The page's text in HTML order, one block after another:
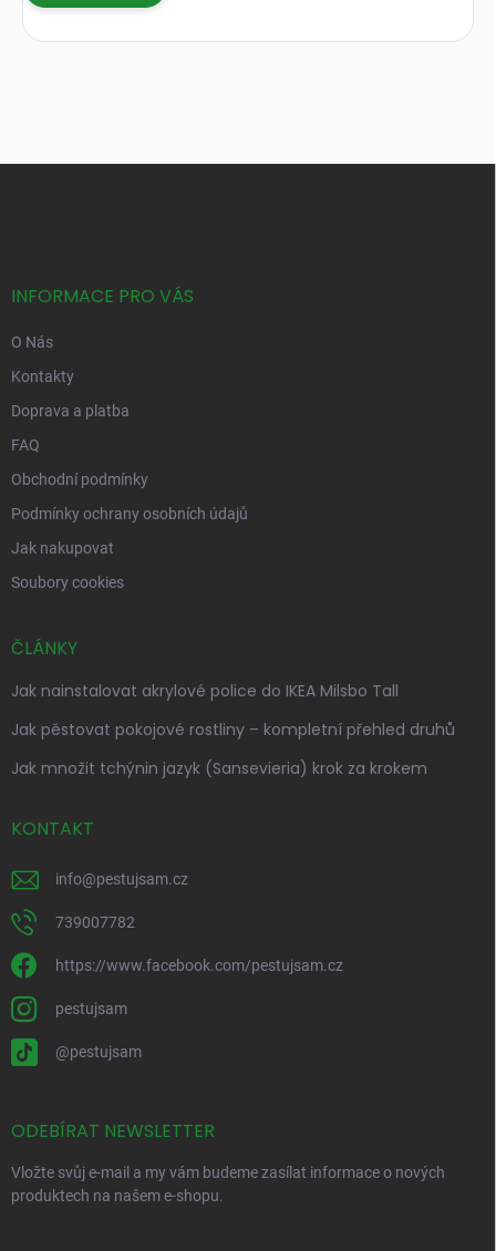
INFORMACE PRO VÁS
O Nás
Kontakty
Doprava a platba
FAQ
Obchodní podmínky
Podmínky ochrany osobních údajů
Jak nakupovat
Soubory cookies
ČLÁNKY
Jak nainstalovat akrylové police do IKEA Milsbo Tall
Jak pěstovat pokojové rostliny – kompletní přehled druhů
Jak množit tchýnin jazyk (Sansevieria) krok za krokem
KONTAKT
info@pestujsam.cz
739007782
https://www.facebook.com/pestujsam.cz
pestujsam
@pestujsam
ODEBÍRAT NEWSLETTER
Vložte svůj e-mail a my vám budeme zasílat informace o nových
produktech na našem e-shopu.